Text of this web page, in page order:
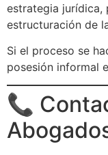
estrategia jurídica,
estructuración de
Si el proceso se
posesión informal
📞